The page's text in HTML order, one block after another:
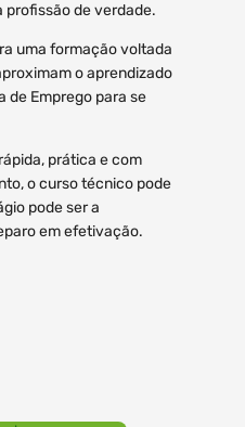
profissão de verdade.
uma formação voltada
o aprendizado
de Emprego para se
prática e com
o curso técnico pode
pode ser a
em efetivação.